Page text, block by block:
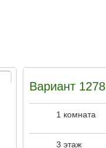
Вариант 1278
1 комната
3 этаж